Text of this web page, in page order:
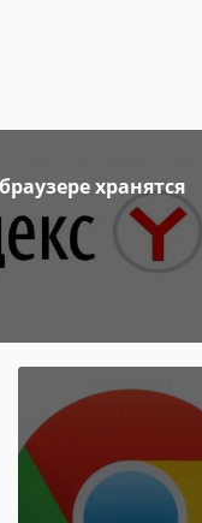
хранятся